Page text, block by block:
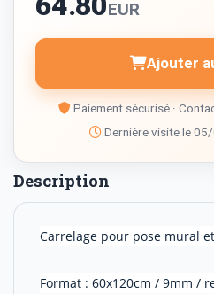
EUR
Ajouter
Paiement sécurisé ·
Dernière visite le
Description
Carrelage pour pose mural
Format : 60x120cm / 9mm /